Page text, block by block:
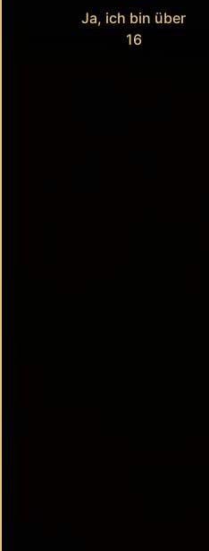
Ja, ich bin über
16